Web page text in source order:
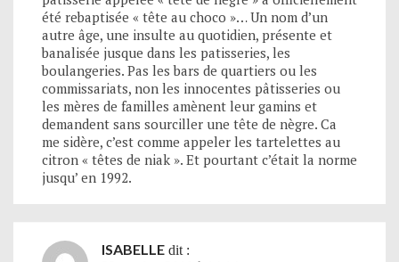
été rebaptisée « tête au choco »… Un nom d’un
autre âge, une insulte au quotidien, présente et
banalisée jusque dans les patisseries, les
boulangeries. Pas les bars de quartiers ou les
commissariats, non les innocentes pâtisseries ou
les mères de familles amènent leur gamins et
demandent sans sourciller une tête de nègre. Ca
me sidère, c’est comme appeler les tartelettes au
citron « têtes de niak ». Et pourtant c’était la norme
jusqu’ en 1992.
ISABELLE dit :